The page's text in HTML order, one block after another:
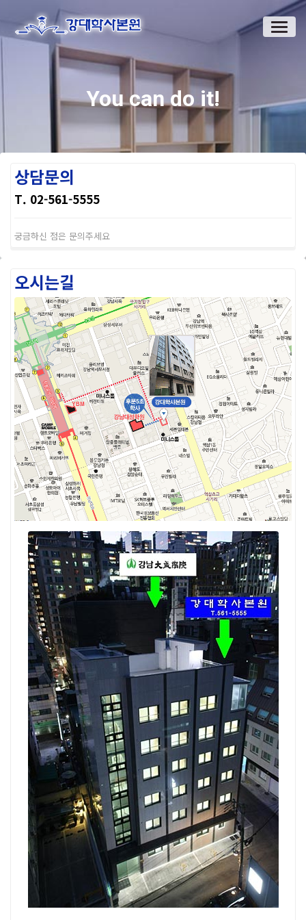
You can do it!
상담문의
T. 02-561-5555
궁금하신 점은 문의주세요
오시는길